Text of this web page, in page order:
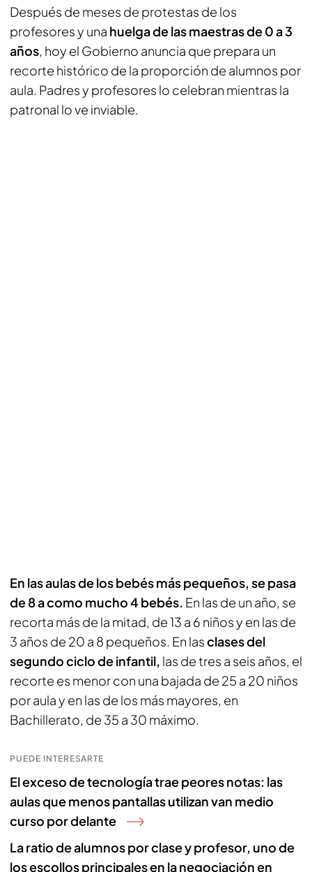
Después de meses de protestas de los
profesores y una huelga de las maestras de 0 a 3
años, hoy el Gobierno anuncia que prepara un
recorte histórico de la proporción de alumnos por
aula. Padres y profesores lo celebran mientras la
patronal lo ve inviable.
En las aulas de los bebés más pequeños, se pasa
de 8 a como mucho 4 bebés. En las de un año, se
recorta más de la mitad, de 13 a 6 niños y en las de
3 años de 20 a 8 pequeños. En lasclases del
segundo ciclo de infantil, las de tres a seis años, el
recorte es menor con una bajada de 25 a 20 niños
por aula y en las de los más mayores, en
Bachillerato, de 35 a 30 máximo.
PUEDE INTERESARTE
El exceso de tecnología trae peores notas: las
aulas que menos pantallas utilizan van medio
curso por delante
La ratio de alumnos por clase y profesor, uno de
los escollos principales en la negociación en